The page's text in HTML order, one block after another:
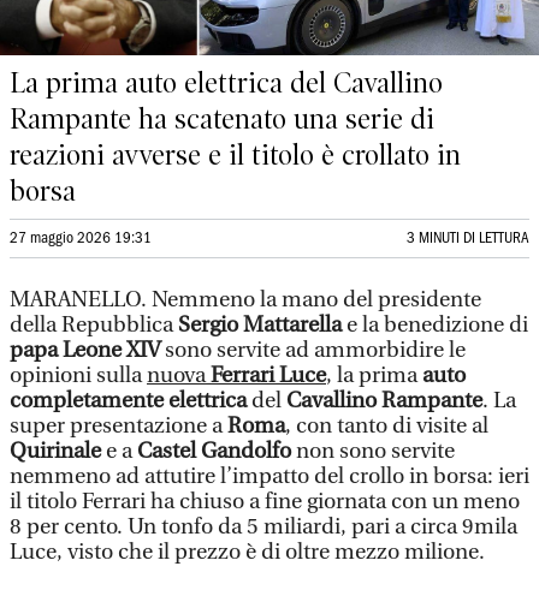
La prima auto elettrica del Cavallino
Rampante ha scatenato una serie di
reazioni avverse e il titolo è crollato in
borsa
27 maggio 2026 19:31 3 MINUTI DI LETTURA
MARANELLO. Nemmeno la mano del presidente
della RepubblicaSergio Mattarellae la benedizione di
papa Leone XIVsono servite ad ammorbidire le
opinioni sullanuovaFerrari Luce, la primaauto
completamente elettricadel Cavallino Rampante. La
super presentazione aRoma, con tanto di visite al
Quirinalee aCastel Gandolfonon sono servite
nemmeno ad attutire l’impatto del crollo in borsa: ieri
il titolo Ferrari ha chiuso a fine giornata con un meno
8 per cento. Un tonfo da 5 miliardi, pari a circa 9mila
Luce, visto che il prezzo è di oltre mezzo milione.